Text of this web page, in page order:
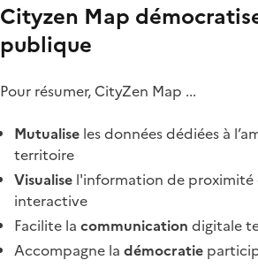
Cityzen Map
publique
Pour résumer, CityZen Map ...
Mutualise les données dédiées à
territoire
Visualise l'information de
interactive
Facilite la communication digitale
Accompagne la démocratie